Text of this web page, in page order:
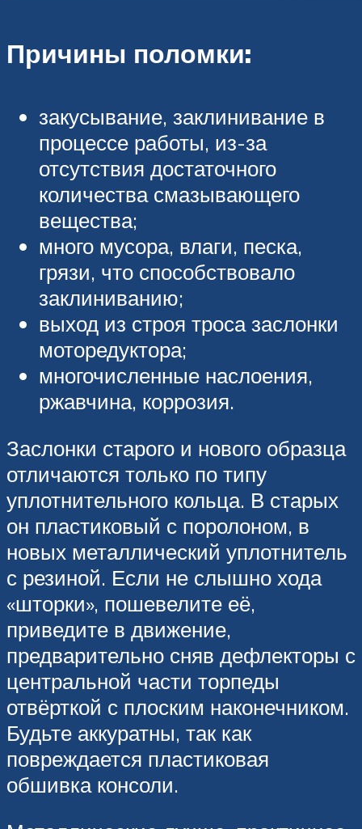
Причины поломки:
закусывание, заклинивание в
процессе работы, из-за
отсутствия достаточного
количества смазывающего
вещества;
много мусора, влаги, песка,
грязи, что способствовало
заклиниванию;
выход из строя троса заслонки
моторедуктора;
многочисленные наслоения,
ржавчина, коррозия.
Заслонки старого и нового образца
отличаются только по типу
уплотнительного кольца. В старых
он пластиковый с поролоном, в
новых металлический уплотнитель
с резиной. Если не слышно хода
«шторки», пошевелите её,
приведите в движение,
предварительно сняв дефлекторы с
центральной части торпеды
отвёрткой с плоским наконечником.
Будьте аккуратны, так как
повреждается пластиковая
обшивка консоли.